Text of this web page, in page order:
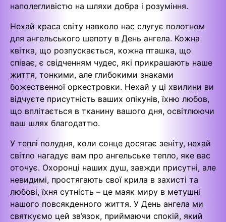
наполегливістю на шляхи добра і розуміння.
Нехай краса світу навколо нас слугує полотном
для ангельського шепоту в День ангела. Кожна
квітка, що розпускається, кожна пташка, що
співає, є свідченням чудес, які прикрашають наше
життя, тонкими, але глибокими знаками
божественної оркестровки. Нехай у ці хвилини ви
відчуєте присутність ваших опікунів, їхню любов,
що вплітається в тканину вашого дня, освітлюючи
ваш шлях благодаттю.
У теплі полудня, коли сонце досягає зеніту, нехай
світло нагадує вам про ангельське тепло, яке вас
оточує. Охоронці наших душ, завжди присутні, але
невидимі, простягають свої крила в захисті та
любові, їхня сутність – це маяк миру в метушні
нашого повсякденного життя. У День ангела ми
святкуємо цей зв’язок, приймаючи спокій, який